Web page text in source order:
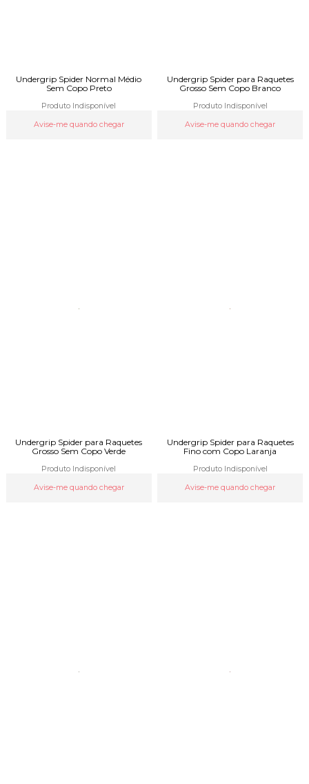
Undergrip Spider Normal Médio
Sem Copo Preto
Produto Indisponível
Avise-me quando chegar
Undergrip Spider para Raquetes
Grosso Sem Copo Branco
Produto Indisponível
Avise-me quando chegar
Undergrip Spider para Raquetes
Grosso Sem Copo Verde
Produto Indisponível
Avise-me quando chegar
Undergrip Spider para Raquetes
Fino com Copo Laranja
Produto Indisponível
Avise-me quando chegar